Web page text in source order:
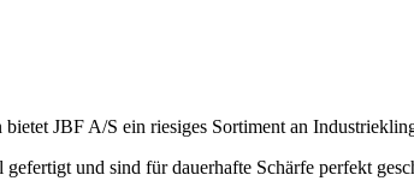
JBF A/S ein riesiges Sortiment an
und sind für dauerhafte Schärfe perfekt